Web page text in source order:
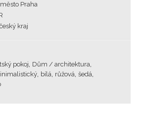
Praha
kraj
pokoj Dům / architektura
bílá růžová šedá